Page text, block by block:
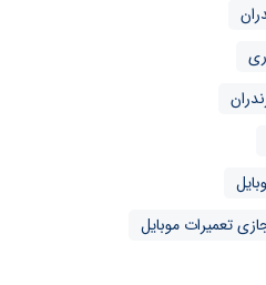
تعمیرات موبایل